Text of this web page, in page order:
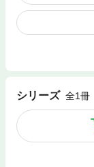
シリーズ 全1冊